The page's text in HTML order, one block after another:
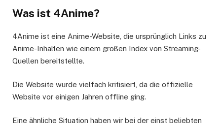
Was ist 4Anime?
4Anime ist eine Anime-Website, die ursprünglich Links zu
Anime-Inhalten wie einem großen Index von Streaming-
Quellen bereitstellte.
Die Website wurde vielfach kritisiert, da die offizielle
Website vor einigen Jahren offline ging.
Eine ähnliche Situation haben wir bei der einst beliebten